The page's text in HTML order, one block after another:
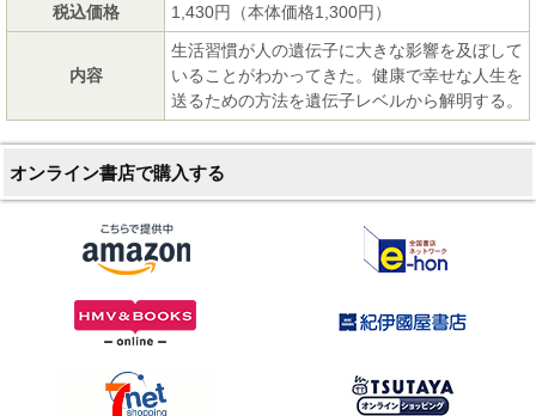
税込価格
1,430円（本体価格1,300円）
内容
生活習慣が人の遺伝子に大きな影響を及ぼして
いることがわかってきた。健康で幸せな人生を
送るための方法を遺伝子レベルから解明する。
オンライン書店で購入する